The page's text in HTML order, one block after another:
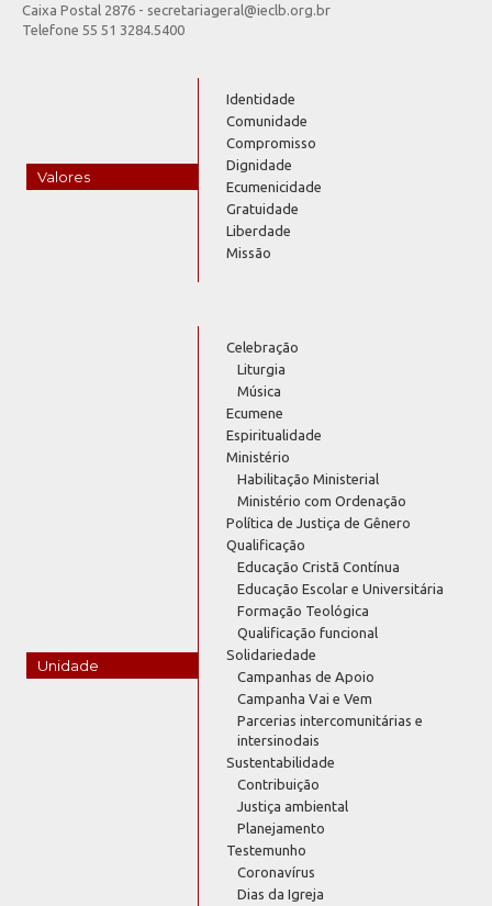
Caixa Postal 2876 - secretariageral@ieclb.org.br
Telefone 55 51 3284.5400
Valores
Identidade
Comunidade
Compromisso
Dignidade
Ecumenicidade
Gratuidade
Liberdade
Missão
Unidade
Celebração
Liturgia
Música
Ecumene
Espiritualidade
Ministério
Habilitação Ministerial
Ministério com Ordenação
Política de Justiça de Gênero
Qualificação
Educação Cristã Contínua
Educação Escolar e Universitária
Formação Teológica
Qualificação funcional
Solidariedade
Campanhas de Apoio
Campanha Vai e Vem
Parcerias intercomunitárias e
intersinodais
Sustentabilidade
Contribuição
Justiça ambiental
Planejamento
Testemunho
Coronavírus
Dias da Igreja